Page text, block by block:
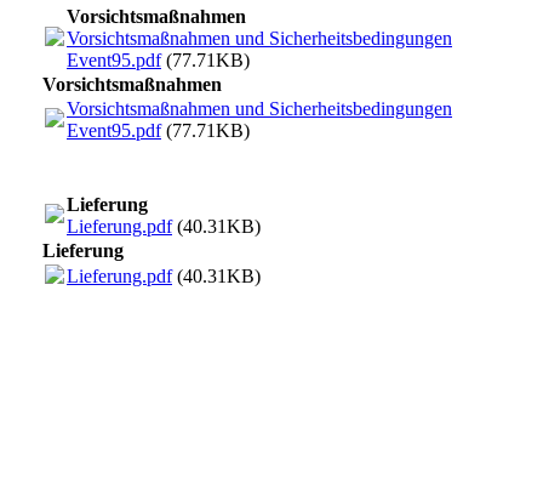
Vorsichtsmaßnahmen
Vorsichtsmaßnahmen und Sicherheitsbedingungen
Event95.pdf(77.71KB)
Vorsichtsmaßnahmen
Vorsichtsmaßnahmen und Sicherheitsbedingungen
Event95.pdf(77.71KB)
Lieferung
Lieferung.pdf(40.31KB)
Lieferung
Lieferung.pdf(40.31KB)